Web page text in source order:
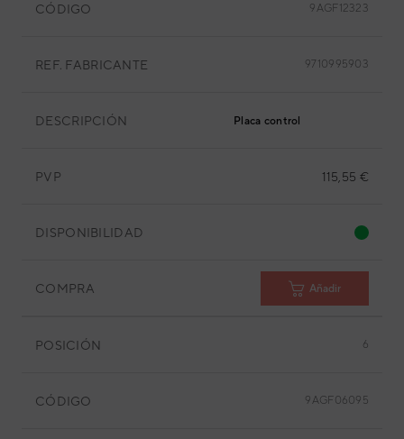
CÓDIGO 9AGF12323
REF. FABRICANTE 9710995903
DESCRIPCIÓN Placa control
PVP 115,55 €
DISPONIBILIDAD
COMPRA Añadir
POSICIÓN 6
CÓDIGO 9AGF06095